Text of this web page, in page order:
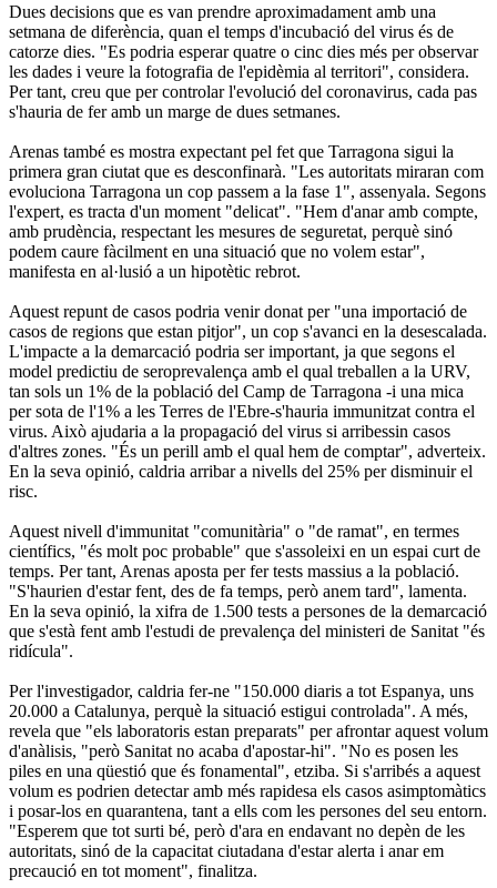
Dues decisions que es van prendre aproximadament amb una
setmana de diferència, quan el temps d'incubació del virus és de
catorze dies. "Es podria esperar quatre o cinc dies més per observar
les dades i veure la fotografia de l'epidèmia al territori", considera.
Per tant, creu que per controlar l'evolució del coronavirus, cada pas
s'hauria de fer amb un marge de dues setmanes.
Arenas també es mostra expectant pel fet que Tarragona sigui la
primera gran ciutat que es desconfinarà. "Les autoritats miraran com
evoluciona Tarragona un cop passem a la fase 1", assenyala. Segons
l'expert, es tracta d'un moment "delicat". "Hem d'anar amb compte,
amb prudència, respectant les mesures de seguretat, perquè sinó
podem caure fàcilment en una situació que no volem estar",
manifesta en al·lusió a un hipotètic rebrot.
Aquest repunt de casos podria venir donat per "una importació de
casos de regions que estan pitjor", un cop s'avanci en la desescalada.
L'impacte a la demarcació podria ser important, ja que segons el
model predictiu de seroprevalença amb el qual treballen a la URV,
tan sols un 1% de la població del Camp de Tarragona -i una mica
per sota de l'1% a les Terres de l'Ebre-s'hauria immunitzat contra el
virus. Això ajudaria a la propagació del virus si arribessin casos
d'altres zones. "És un perill amb el qual hem de comptar", adverteix.
En la seva opinió, caldria arribar a nivells del 25% per disminuir el
risc.
Aquest nivell d'immunitat "comunitària" o "de ramat", en termes
científics, "és molt poc probable" que s'assoleixi en un espai curt de
temps. Per tant, Arenas aposta per fer tests massius a la població.
"S'haurien d'estar fent, des de fa temps, però anem tard", lamenta.
En la seva opinió, la xifra de 1.500 tests a persones de la demarcació
que s'està fent amb l'estudi de prevalença del ministeri de Sanitat "és
ridícula".
Per l'investigador, caldria fer-ne "150.000 diaris a tot Espanya, uns
20.000 a Catalunya, perquè la situació estigui controlada". A més,
revela que "els laboratoris estan preparats" per afrontar aquest volum
d'anàlisis, "però Sanitat no acaba d'apostar-hi". "No es posen les
piles en una qüestió que és fonamental", etziba. Si s'arribés a aquest
volum es podrien detectar amb més rapidesa els casos asimptomàtics
i posar-los en quarantena, tant a ells com les persones del seu entorn.
"Esperem que tot surti bé, però d'ara en endavant no depèn de les
autoritats, sinó de la capacitat ciutadana d'estar alerta i anar em
precaució en tot moment", finalitza.